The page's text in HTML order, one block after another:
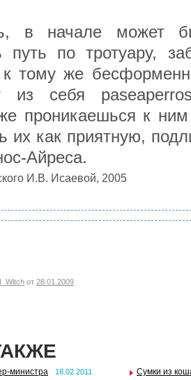
в начале может
путь по тротуару,
к тому же
из себя
проникаешься к
их как приятную,
Айреса.
И.В. Исаевой, 2005
от 28.01.2009
министра 18.02.2011
Сумки из